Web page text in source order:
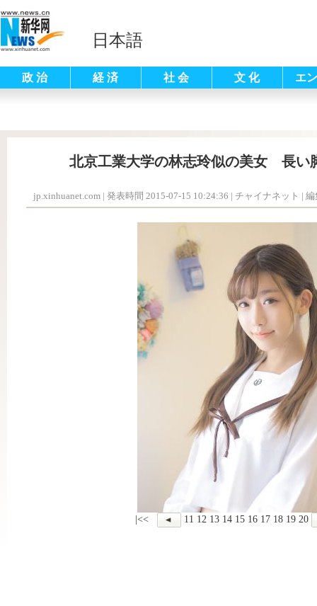
日本語
政 治 経 済 社 会 文 化 エ
北京工業大学の林志玲似の美女 長い
jp.xinhuanet.com | 発表時間 2015-07-15 10:24:36 | チャイナネット | 編
|<< 11 12 13 14 15 16 17 18 19 20